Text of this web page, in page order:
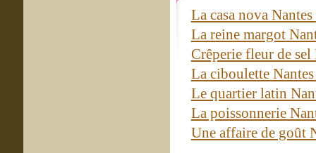
La casa nova Nantes
La reine margot
Crêperie fleur de
La ciboulette
Le quartier latin
La poissonnerie
Une affaire de goût